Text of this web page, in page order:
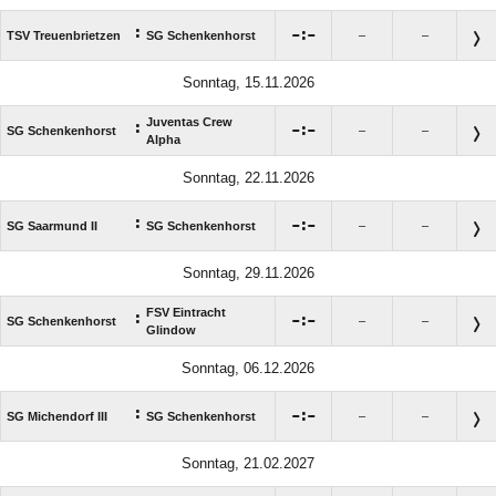
TSV Treuenbrietzen : SG Schenkenhorst : – –
Sonntag, 15.11.2026
SG Schenkenhorst : Juventas Crew
Alpha
: – –
Sonntag, 22.11.2026
SG Saarmund II : SG Schenkenhorst : – –
Sonntag, 29.11.2026
SG Schenkenhorst :
FSV Eintracht
Glindow
: – –
Sonntag, 06.12.2026
SG Michendorf III : SG Schenkenhorst : – –
Sonntag, 21.02.2027